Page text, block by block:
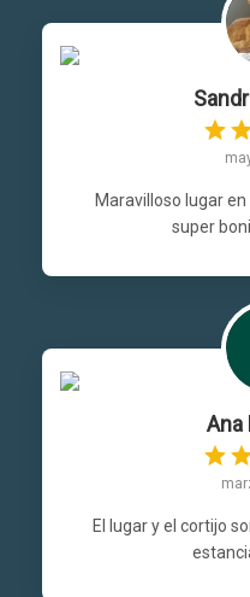
Maravilloso lugar
super
Ana
El lugar y el cortijo